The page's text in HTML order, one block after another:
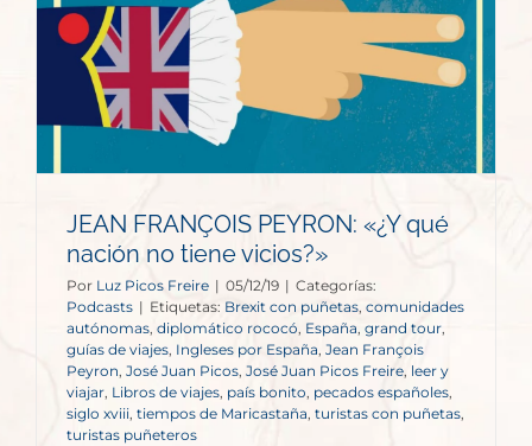
JEAN FRANÇOIS PEYRON: «¿Y qué
nación no tiene vicios?»
Por Luz Picos Freire | 05/12/19 | Categorías:
Podcasts | Etiquetas: Brexit con puñetas, comunidades
autónomas, diplomático rococó, España, grand tour,
guías de viajes, Ingleses por España, Jean François
Peyron, José Juan Picos, José Juan Picos Freire, leer y
viajar, Libros de viajes, país bonito, pecados españoles,
siglo xviii, tiempos de Maricastaña, turistas con puñetas,
turistas puñeteros